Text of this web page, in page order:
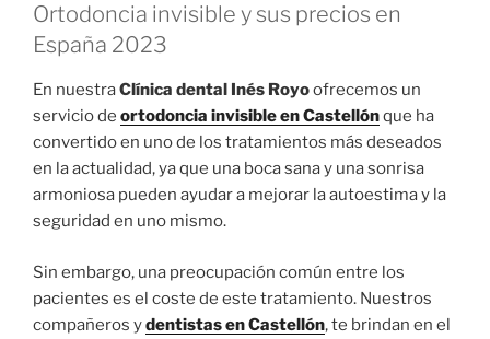
Ortodoncia invisible y sus precios en
España 2023
En nuestraClínica dental Inés Royoofrecemos un
servicio de ortodoncia invisible en Castellónque ha
convertido en uno de los tratamientos más deseados
en la actualidad, ya que una boca sana y una sonrisa
armoniosa pueden ayudar a mejorar la autoestima y la
seguridad en uno mismo.
Sin embargo, una preocupación común entre los
pacientes es el coste de este tratamiento. Nuestros
compañeros ydentistas en Castellón, te brindan en el